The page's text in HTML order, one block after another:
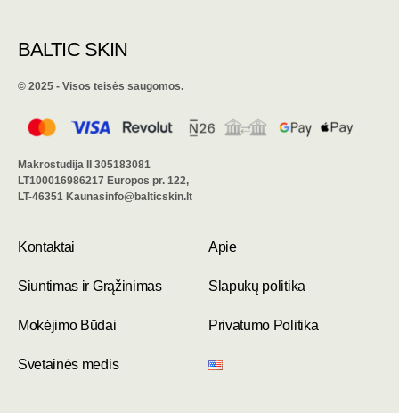
BALTIC SKIN
©️ 2025 - Visos teisės saugomos.
Kontaktai Apie
Siuntimas ir Grąžinimas Slapukų politika
Mokėjimo Būdai Privatumo Politika
Svetainės medis
Makrostudija II 305183081
LT100016986217 Europos pr. 122,
LT-46351 Kaunasinfo@balticskin.lt